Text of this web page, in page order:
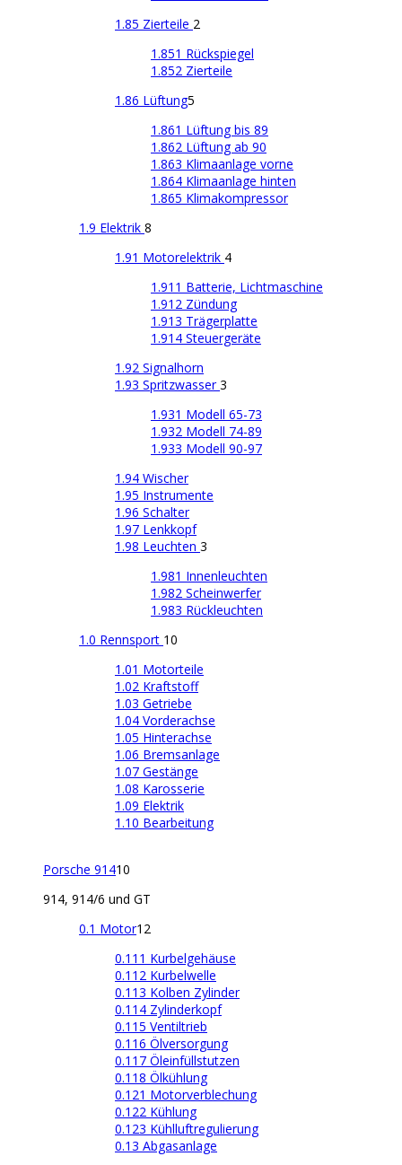
1.85 Zierteile 2
1.851 Rückspiegel
1.852 Zierteile
1.86 Lüftung5
1.861 Lüftung bis 89
1.862 Lüftung ab 90
1.863 Klimaanlage vorne
1.864 Klimaanlage hinten
1.865 Klimakompressor
1.9 Elektrik 8
1.91 Motorelektrik 4
1.911 Batterie, Lichtmaschine
1.912 Zündung
1.913 Trägerplatte
1.914 Steuergeräte
1.92 Signalhorn
1.93 Spritzwasser3
1.931 Modell 65-73
1.932 Modell 74-89
1.933 Modell 90-97
1.94 Wischer
1.95 Instrumente
1.96 Schalter
1.97 Lenkkopf
1.98 Leuchten 3
1.981 Innenleuchten
1.982 Scheinwerfer
1.983 Rückleuchten
1.0 Rennsport 10
1.01 Motorteile
1.02 Kraftstoff
1.03 Getriebe
1.04 Vorderachse
1.05 Hinterachse
1.06 Bremsanlage
1.07 Gestänge
1.08 Karosserie
1.09 Elektrik
1.10 Bearbeitung
Porsche 91410
914, 914/6 und GT
0.1 Motor12
0.111 Kurbelgehäuse
0.112 Kurbelwelle
0.113 Kolben Zylinder
0.114 Zylinderkopf
0.115 Ventiltrieb
0.116 Ölversorgung
0.117 Öleinfüllstutzen
0.118 Ölkühlung
0.121 Motorverblechung
0.122 Kühlung
0.123 Kühlluftregulierung
0.13 Abgasanlage